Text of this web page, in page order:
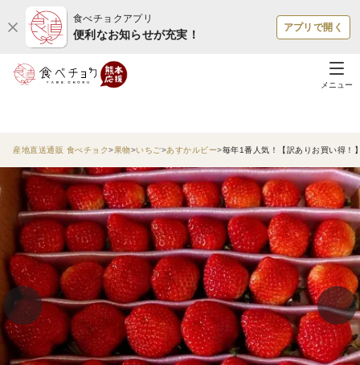
食べチョクアプリ
便利なお知らせが充実！
アプリで開く
メニュー
産地直送通販 食べチョク 果物 いちご あすかルビー 毎年1番人気！【訳ありお買い得！